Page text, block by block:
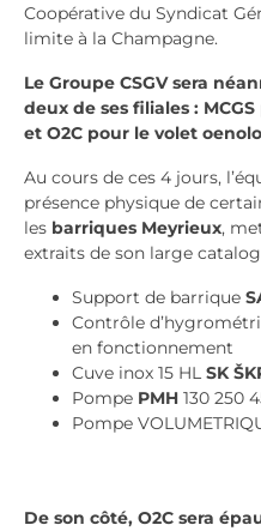
Coopérative du Syndicat
limite à la Champagne.
Le Groupe CSGV sera
deux de ses filiales :
et O2C pour le volet
Au cours de ces 4 jours,
présence physique de
les barriques Meyrieux,
extraits de son large
Support de barrique
Contrôle
en fonctionnement
Cuve inox 15 HL SK Š
Pompe PMH 130 250
Pompe
De son côté, O2C sera